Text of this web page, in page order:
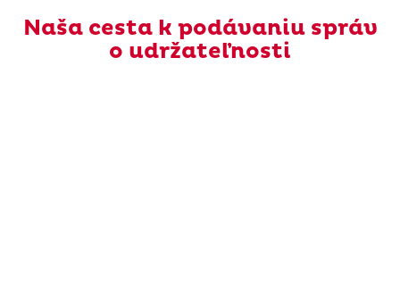
Naša cesta k podávaniu správ
o udržateľnosti